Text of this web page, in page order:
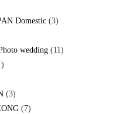
Domestic (3)
wedding (11)
(3)
(7)